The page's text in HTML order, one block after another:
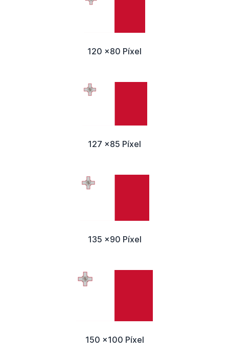
120 x80 Píxel
127 x85 Píxel
135 x90 Píxel
150 x100 Píxel